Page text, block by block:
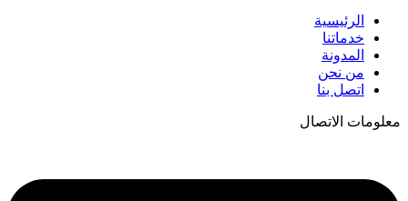
الرئيسية
خدماتنا
المدونة
من نحن
اتصل بنا
معلومات الاتصال